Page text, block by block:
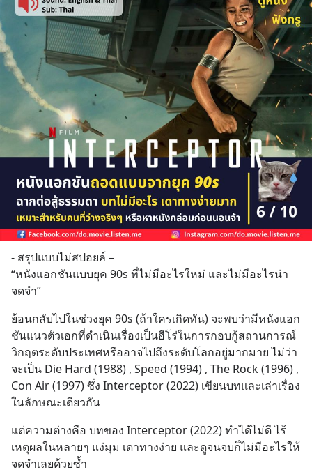
- สรุปแบบไม่สปอยล์ –
“หนังแอกชันแบบยุค 90s ที่ไม่มีอะไรใหม่ และไม่มีอะไรน่า
จดจำ”
ย้อนกลับไปในช่วงยุค 90s (ถ้าใครเกิดทัน) จะพบว่ามีหนังแอก
ชันแนวตัวเอกที่ดำเนินเรื่องเป็นฮีโร่ในการกอบกู้สถานการณ์
วิกฤตระดับประเทศหรืออาจไปถึงระดับโลกอยู่มากมาย ไม่ว่า
จะเป็น Die Hard (1988) , Speed (1994) , The Rock (1996) ,
Con Air (1997) ซึ่ง Interceptor (2022) เขียนบทและเล่าเรื่อง
ในลักษณะเดียวกัน
แต่ความต่างคือ บทของ Interceptor (2022) ทำได้ไม่ดี ไร้
เหตุผลในหลายๆ แง่มุม เดาทางง่าย และดูจนจบก็ไม่มีอะไรให้
จดจำเลยด้วยซ้ำ